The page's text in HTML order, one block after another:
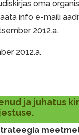
oma
info e-maili
2012.a.
2012.a.
ja juhatus